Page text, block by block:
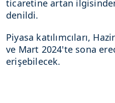
ticaretine artan
denildi.
Piyasa katılımcıları,
ve Mart 2024'te sona
erişebilecek.